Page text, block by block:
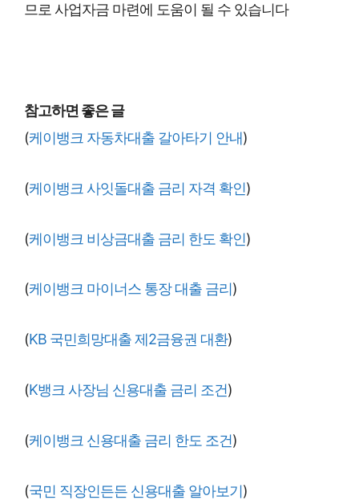
므로 사업자금 마련에 도움이 될 수 있습니다
참고하면 좋은 글
(케이뱅크 자동차대출 갈아타기 안내)
(케이뱅크 사잇돌대출 금리 자격 확인)
(케이뱅크 비상금대출 금리 한도 확인)
(케이뱅크 마이너스 통장 대출 금리)
(KB 국민희망대출 제2금융권 대환)
(K뱅크 사장님 신용대출 금리 조건)
(케이뱅크 신용대출 금리 한도 조건)
(국민 직장인든든 신용대출 알아보기)